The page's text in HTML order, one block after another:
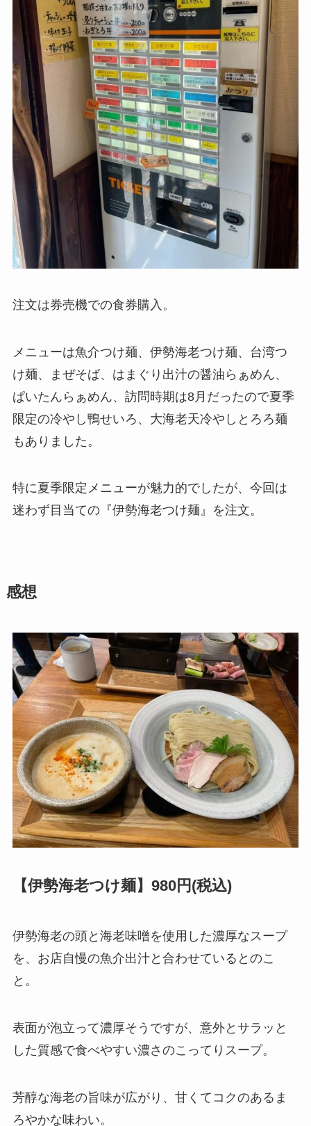
注文は券売機での食券購入。
メニューは魚介つけ麺、伊勢海老つけ麺、台湾つ
け麺、まぜそば、はまぐり出汁の醤油らぁめん、
ぱいたんらぁめん、訪問時期は8月だったので夏季
限定の冷やし鴨せいろ、大海老天冷やしとろろ麺
もありました。
特に夏季限定メニューが魅力的でしたが、今回は
迷わず目当ての『伊勢海老つけ麺』を注文。
感想
【伊勢海老つけ麺】980円(税込)
伊勢海老の頭と海老味噌を使用した濃厚なスープ
を、お店自慢の魚介出汁と合わせているとのこ
と。
表面が泡立って濃厚そうですが、意外とサラッと
した質感で食べやすい濃さのこってりスープ。
芳醇な海老の旨味が広がり、甘くてコクのあるま
ろやかな味わい。